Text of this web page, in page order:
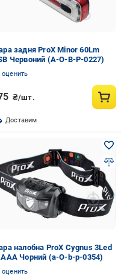
задня ProX Minor 60Lm
Червоний (A-O-B-P-0227)
оценить
₴/шт.
Доставим
налобна ProX Cygnus 3Led
Чорний (a-O-b-p-0354)
оценить